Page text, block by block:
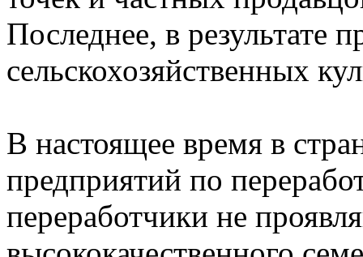
Последнее, в результате
сельскохозяйственных
В настоящее время в
предприятий по
переработчики не